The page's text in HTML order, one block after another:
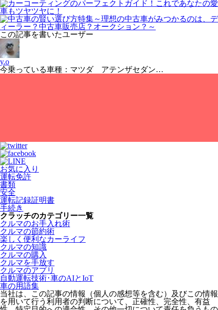
この記事を書いたユーザー
y.o
今乗っている車種：マツダ アテンザセダン…
お気に入り
運転免許
書類
安全
運転記録証明書
手続き
クラッチのカテゴリー一覧
クルマのお手入れ術
クルマの節約術
楽しく便利なカーライフ
クルマの知識
クルマの購入
クルマを手放す
クルマのアプリ
自動運転技術･車のAIとIoT
車の用語集
当社は、この記事の情報（個人の感想等を含む）及びこの情報
を用いて行う利用者の判断について、正確性、完全性、有益